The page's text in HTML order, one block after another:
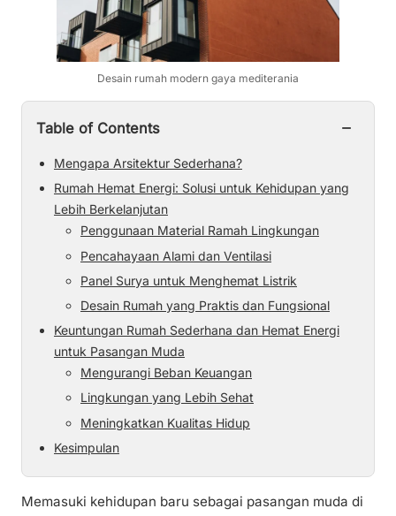
Desain rumah modern gaya mediterania
Table of Contents −
Mengapa Arsitektur Sederhana?
Rumah Hemat Energi: Solusi untuk Kehidupan yang
Lebih Berkelanjutan
Penggunaan Material Ramah Lingkungan
Pencahayaan Alami dan Ventilasi
Panel Surya untuk Menghemat Listrik
Desain Rumah yang Praktis dan Fungsional
Keuntungan Rumah Sederhana dan Hemat Energi
untuk Pasangan Muda
Mengurangi Beban Keuangan
Lingkungan yang Lebih Sehat
Meningkatkan Kualitas Hidup
Kesimpulan
Memasuki kehidupan baru sebagai pasangan muda di